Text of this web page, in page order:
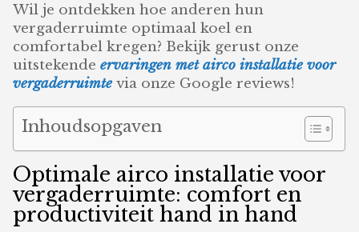
Wil je ontdekken hoe anderen hun
vergaderruimte optimaal koel en
comfortabel kregen? Bekijk gerust onze
uitstekendeervaringen met airco installatie voor
vergaderruimtevia onze Google reviews!
Inhoudsopgaven
Optimale airco installatie voor
vergaderruimte: comfort en
productiviteit hand in hand